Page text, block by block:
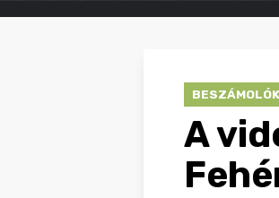
HÍREK
BESZÁMOLÓK
A